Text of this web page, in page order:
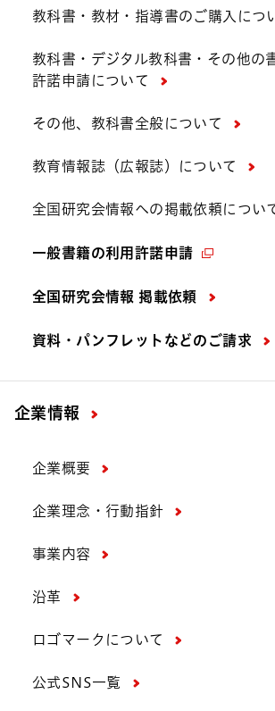
教科書・教材・指導書のご購入につ
教科書・デジタル教科書・その他の
許諾申請について
その他、教科書全般について
教育情報誌（広報誌）について
全国研究会情報への掲載依頼につい
一般書籍の利用許諾申請
全国研究会情報 掲載依頼
資料・パンフレットなどの ご請求
企業情報
企業概要
企業理念・行動指針
事業内容
沿革
ロゴマークについて
公式SNS一覧